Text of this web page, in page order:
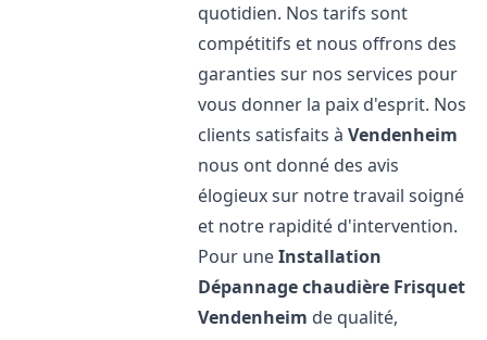
quotidien. Nos tarifs sont
compétitifs et nous offrons des
garanties sur nos services pour
vous donner la paix d'esprit. Nos
clients satisfaits àVendenheim
nous ont donné des avis
élogieux sur notre travail soigné
et notre rapidité d'intervention.
Pour uneInstallation
Dépannage chaudière Frisquet
Vendenheim de qualité,